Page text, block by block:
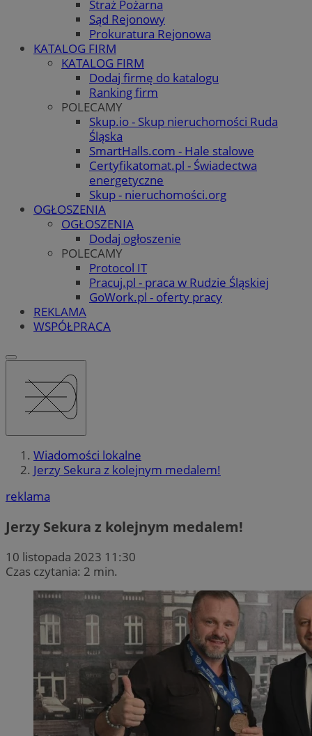
Straż Pożarna
Sąd Rejonowy
Prokuratura Rejonowa
KATALOG FIRM
KATALOG FIRM
Dodaj firmę do katalogu
Ranking firm
POLECAMY
Skup.io - Skup nieruchomości Ruda
Śląska
SmartHalls.com - Hale stalowe
Certyfikatomat.pl - Świadectwa
energetyczne
Skup - nieruchomości.org
OGŁOSZENIA
OGŁOSZENIA
Dodaj ogłoszenie
POLECAMY
Protocol IT
Pracuj.pl - praca w Rudzie Śląskiej
GoWork.pl - oferty pracy
REKLAMA
WSPÓŁPRACA
Wiadomości lokalne
Jerzy Sekura z kolejnym medalem!
reklama
Jerzy Sekura z kolejnym medalem!
10 listopada 2023 11:30
Czas czytania: 2 min.